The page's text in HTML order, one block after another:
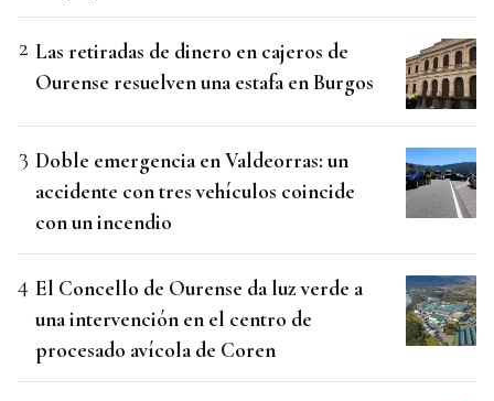
Las retiradas de dinero en cajeros de
Ourense resuelven una estafa en Burgos
Doble emergencia en Valdeorras: un
accidente con tres vehículos coincide
con un incendio
El Concello de Ourense da luz verde a
una intervención en el centro de
procesado avícola de Coren